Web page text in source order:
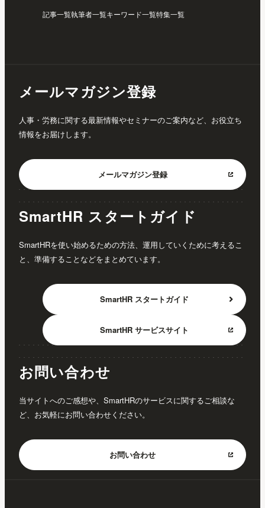
記事一覧執筆者一覧キーワード一覧特集一覧
メールマガジン登録
人事・労務に関する最新情報やセミナーのご案内など、お役立ち
情報をお届けします。
メールマガジン登録
SmartHR スタートガイド
SmartHRを使い始めるための方法、運用していくために考えるこ
と、準備することなどをまとめています。
SmartHR スタートガイド
SmartHR サービスサイト
お問い合わせ
当サイトへのご感想や、SmartHRのサービスに関するご相談な
ど、お気軽にお問い合わせください。
お問い合わせ